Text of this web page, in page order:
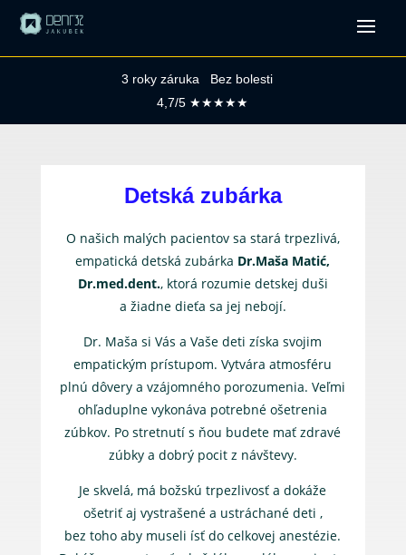
3 roky záruka Bez bolesti
4,7/5 ★★★★★
Detská zubárka
O našich malých pacientov sa stará trpezlivá,
empatická detská zubárka Dr.Maša Matić,
Dr.med.dent., ktorá rozumie detskej duši
a žiadne dieťa sa jej nebojí.
Dr. Maša si Vás a Vaše deti získa svojim
empatickým prístupom. Vytvára atmosféru
plnú dôvery a vzájomného porozumenia. Veľmi
ohľaduplne vykonáva potrebné ošetrenia
zúbkov. Po stretnutí s ňou budete mať zdravé
zúbky a dobrý pocit z návštevy.
Je skvelá, má božskú trpezlivosť a dokáže
ošetriť aj vystrašené a ustráchané deti ,
bez toho aby museli ísť do celkovej anestézie.